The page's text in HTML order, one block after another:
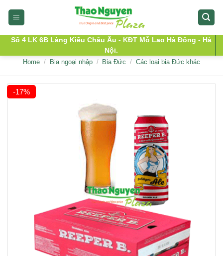
Số 4 LK 6B Làng Kiều Châu Âu - KĐT Mỗ Lao Hà Đông - Hà
Nội.
Home / Bia ngoại nhập / Bia Đức / Các loại bia Đức khác
-17%